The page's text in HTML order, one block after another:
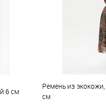
6 см
Ремень из
см